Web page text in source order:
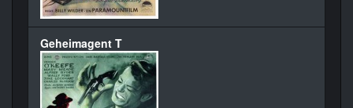
Geheimagent T